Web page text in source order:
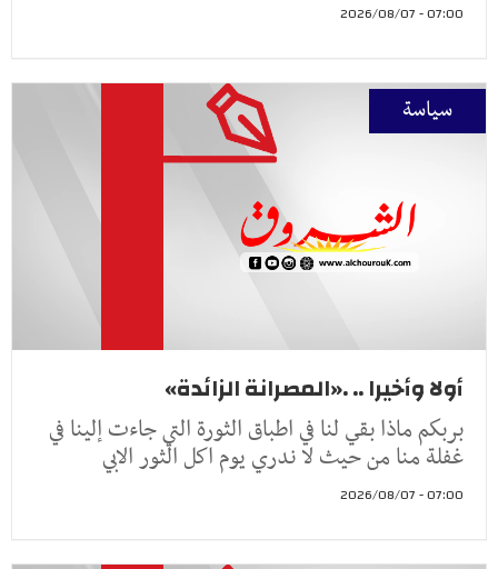
07:00 - 2026/08/07
سياسة
أولا وأخيرا .. .«المصرانة الزائدة»
بربكم ماذا بقي لنا في اطباق الثورة التي جاءت إلينا في
غفلة منا من حيث لا ندري يوم اكل الثور الابي
07:00 - 2026/08/07